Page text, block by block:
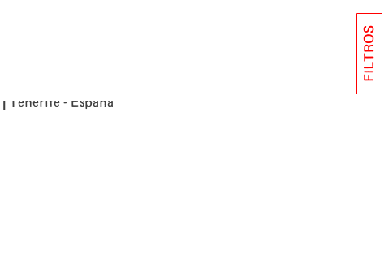
| Tenerife - España
FILTROS